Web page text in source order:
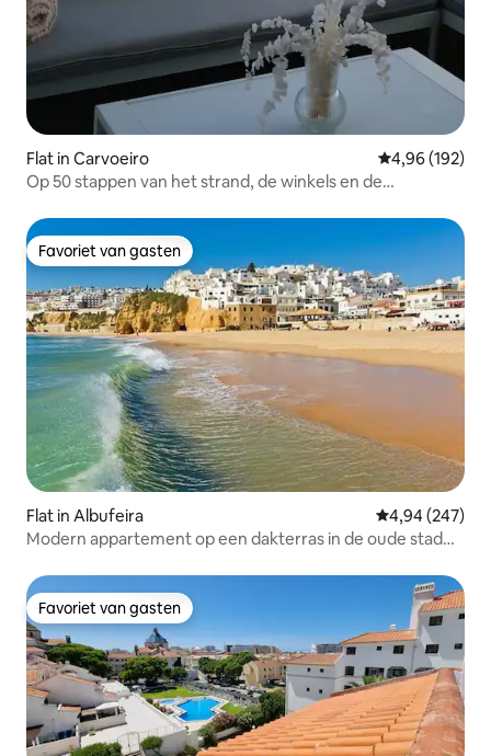
Flat in Carvoeiro Gemiddelde
4,96 (192)
Op 50 stappen van het strand, de winkels en de
Favoriet van gasten
Favoriet van gasten
Flat in Albufeira Gemiddelde
4,94 (247)
Modern appartement op een dakterras in de oude stad
Favoriet van gasten
Favoriet van gasten